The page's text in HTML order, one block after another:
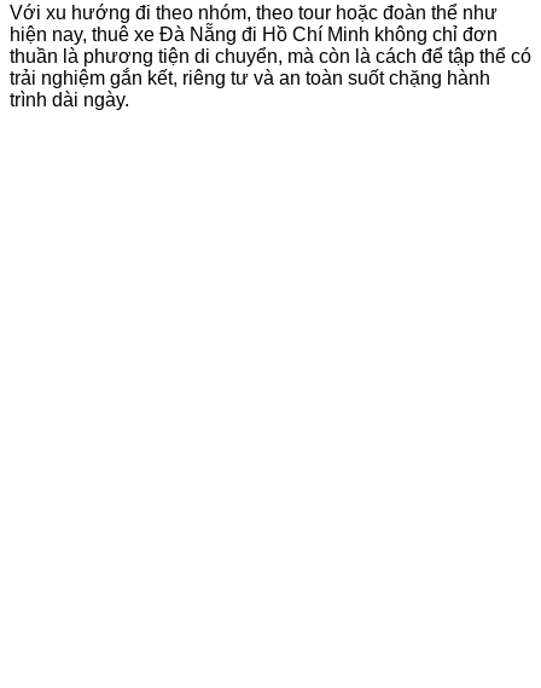
Với xu hướng đi theo nhóm, theo tour hoặc đoàn thể như
hiện nay, thuê xe Đà Nẵng đi Hồ Chí Minh không chỉ đơn
thuần là phương tiện di chuyển, mà còn là cách để tập thể có
trải nghiệm gắn kết, riêng tư và an toàn suốt chặng hành
trình dài ngày.